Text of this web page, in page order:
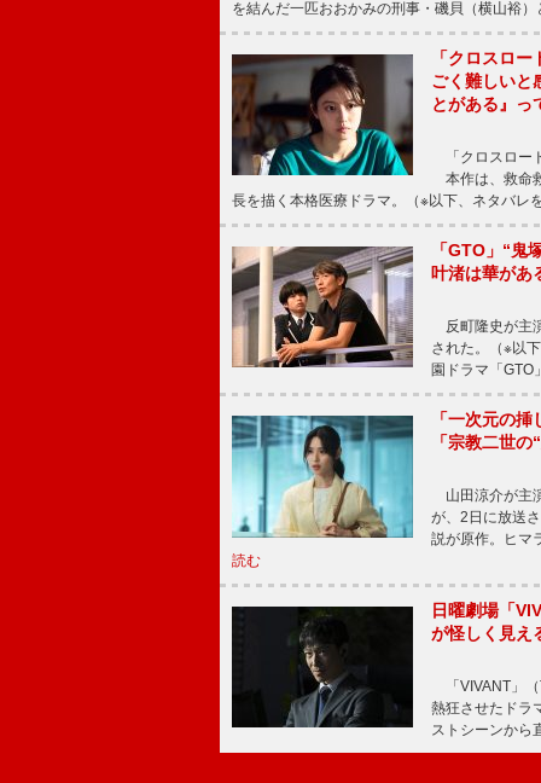
を結んだ一匹おおかみの刑事・磯貝（横山裕
「クロスロ
ごく難しいと
とがある』っ
「クロスロー
本作は、救命
長を描く本格医療ドラマ。（※以下、ネタバ
「GTO」“鬼
叶渚は華があ
反町隆史が主
された。（※以
園ドラマ「
「一次元の
「宗教二世
山田涼介が主
が、2日に放送
説が原作。ヒマ
読む
日曜劇場「
が怪しく見え
「VIVANT」
熱狂させたドラ
ストシーンから